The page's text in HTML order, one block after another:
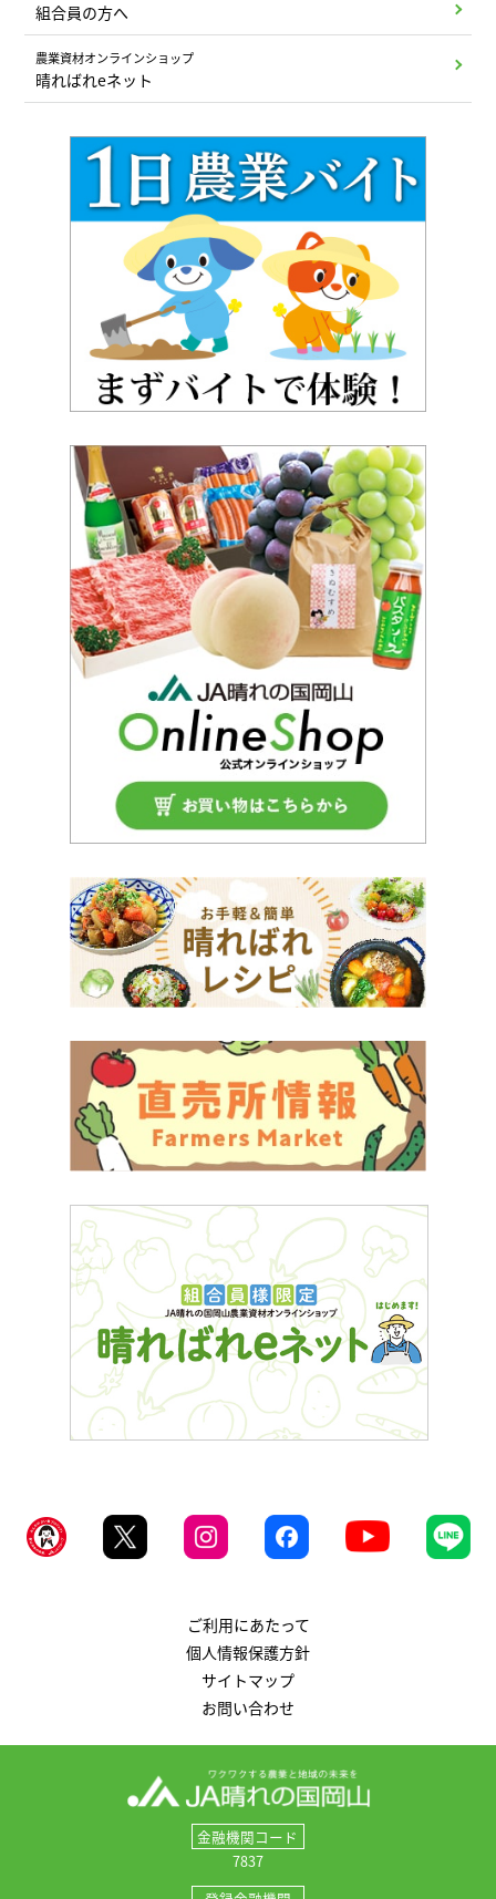
組合員の方へ
農業資材オンラインショップ
晴ればれeネット
ご利用にあたって
個人情報保護方針
サイトマップ
お問い合わせ
金融機関コード
7837